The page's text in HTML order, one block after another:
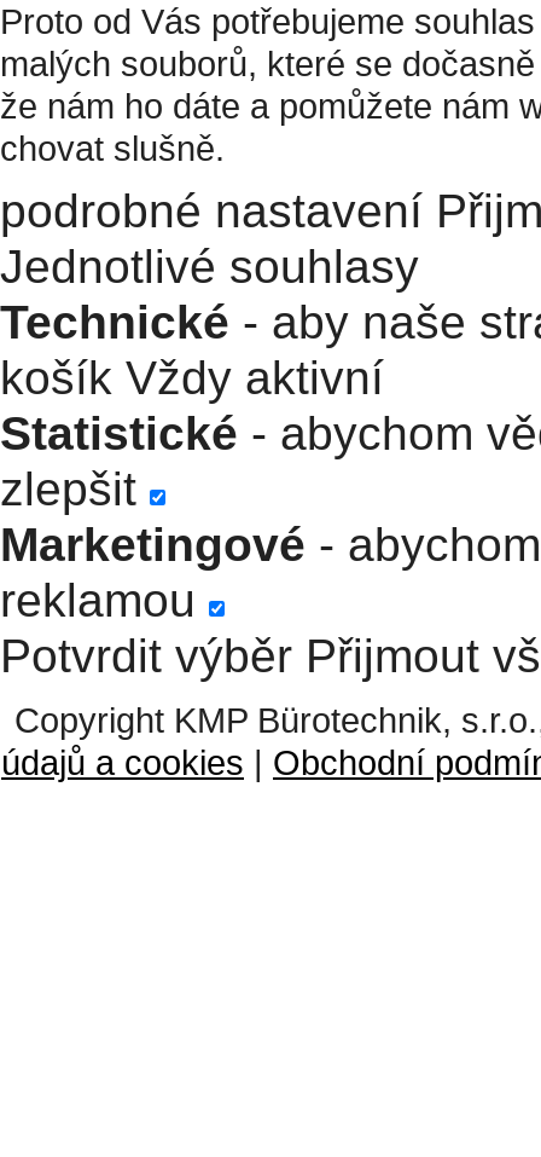
Proto od Vás potřebujeme
malých souborů, které se
že nám ho dáte a pomůžete nám
chovat slušně.
podrobné nastavení
Jednotlivé souhlasy
Technické - aby naše
košík Vždy aktivní
Statistické - abychom
zlepšit
Marketingové -
reklamou
Potvrdit výběr Přijmout
Copyright KMP Bürotechnik,
údajů a cookies | Obchodní